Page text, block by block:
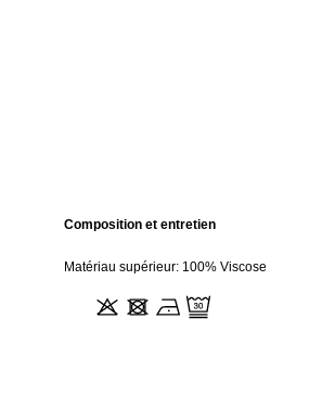
Composition et entretien
Matériau supérieur: 100% Viscose